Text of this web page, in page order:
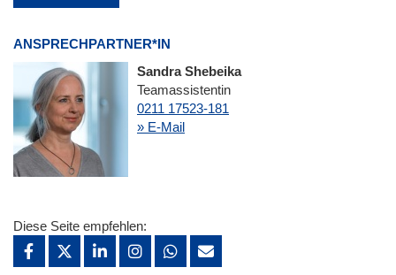
ANSPRECHPARTNER*IN
Sandra Shebeika
Teamassistentin
0211 17523-181
» E-Mail
Diese Seite empfehlen: